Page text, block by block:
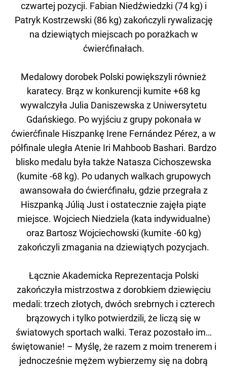
czwartej pozycji. Fabian Niedźwiedzki (74 kg) i
Patryk Kostrzewski (86 kg) zakończyli rywalizację
na dziewiątych miejscach po porażkach w
ćwierćfinałach.
Medalowy dorobek Polski powiększyli również
karatecy. Brąz w konkurencji kumite +68 kg
wywalczyła Julia Daniszewska z Uniwersytetu
Gdańskiego. Po wyjściu z grupy pokonała w
ćwierćfinale Hiszpankę Irene Fernández Pérez, a w
półfinale uległa Atenie Iri Mahboob Bashari. Bardzo
blisko medalu była także Natasza Cichoszewska
(kumite -68 kg). Po udanych walkach grupowych
awansowała do ćwierćfinału, gdzie przegrała z
Hiszpanką Júlią Just i ostatecznie zajęła piąte
miejsce. Wojciech Niedziela (kata indywidualne)
oraz Bartosz Wojciechowski (kumite -60 kg)
zakończyli zmagania na dziewiątych pozycjach.
Łącznie Akademicka Reprezentacja Polski
zakończyła mistrzostwa z dorobkiem dziewięciu
medali: trzech złotych, dwóch srebrnych i czterech
brązowych i tylko potwierdzili, że liczą się w
światowych sportach walki. Teraz pozostało im…
świętowanie! – Myślę, że razem z moim trenerem i
jednocześnie mężem wybierzemy się na dobrą